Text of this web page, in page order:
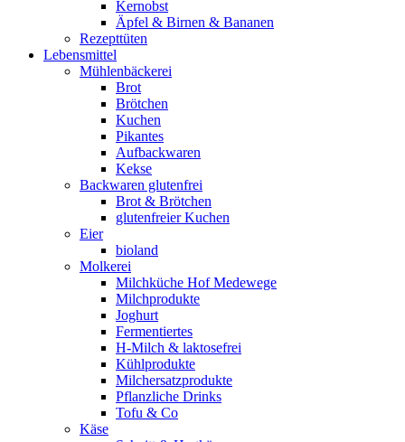
Kernobst
Äpfel & Birnen & Bananen
Rezepttüten
Lebensmittel
Mühlenbäckerei
Brot
Brötchen
Kuchen
Pikantes
Aufbackwaren
Kekse
Backwaren glutenfrei
Brot & Brötchen
glutenfreier Kuchen
Eier
bioland
Molkerei
Milchküche Hof Medewege
Milchprodukte
Joghurt
Fermentiertes
H-Milch & laktosefrei
Kühlprodukte
Milchersatzprodukte
Pflanzliche Drinks
Tofu & Co
Käse